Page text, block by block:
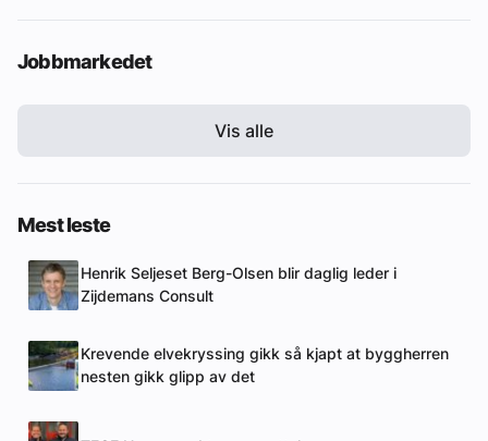
Jobbmarkedet
Vis alle
Mest leste
Henrik Seljeset Berg-Olsen blir daglig leder i
Zijdemans Consult
Krevende elvekryssing gikk så kjapt at byggherren
nesten gikk glipp av det